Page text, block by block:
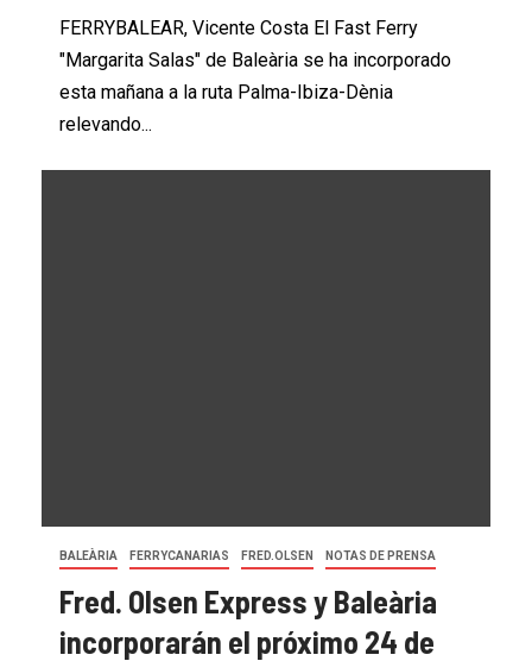
FERRYBALEAR, Vicente Costa El Fast Ferry
"Margarita Salas" de Baleària se ha incorporado
esta mañana a la ruta Palma-Ibiza-Dènia
relevando...
BALEÀRIA FERRYCANARIAS FRED.OLSEN NOTAS DE PRENSA
Fred. Olsen Express y Baleària
incorporarán el próximo 24 de